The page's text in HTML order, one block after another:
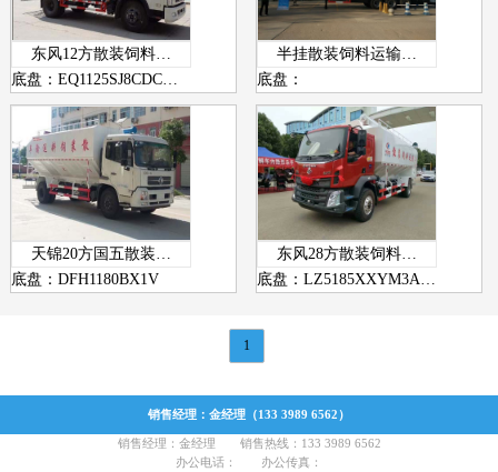
东风12方散装饲料…
底盘：EQ1125SJ8CDC…
半挂散装饲料运输…
底盘：
天锦20方国五散装…
底盘：DFH1180BX1V
东风28方散装饲料…
底盘：LZ5185XXYM3A…
1
销售经理：金经理（133 3989 6562）
销售经理：金经理 销售热线：133 3989 6562
办公电话： 办公传真：